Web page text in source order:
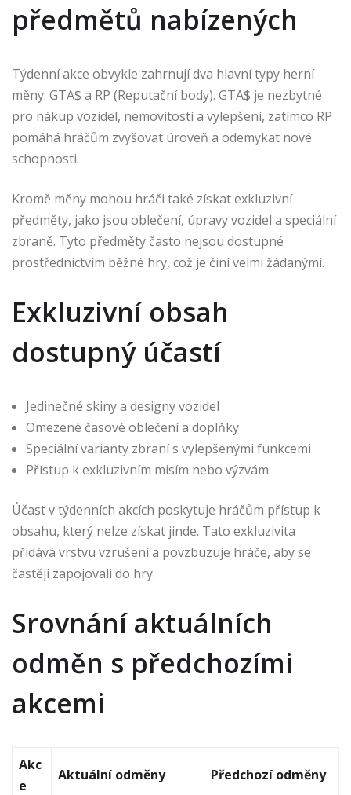
předmětů nabízených
Týdenní akce obvykle zahrnují dva hlavní typy herní
měny: GTA$ a RP (Reputační body). GTA$ je nezbytné
pro nákup vozidel, nemovitostí a vylepšení, zatímco RP
pomáhá hráčům zvyšovat úroveň a odemykat nové
schopnosti.
Kromě měny mohou hráči také získat exkluzivní
předměty, jako jsou oblečení, úpravy vozidel a speciální
zbraně. Tyto předměty často nejsou dostupné
prostřednictvím běžné hry, což je činí velmi žádanými.
Exkluzivní obsah
dostupný účastí
Jedinečné skiny a designy vozidel
Omezené časové oblečení a doplňky
Speciální varianty zbraní s vylepšenými funkcemi
Přístup k exkluzivním misím nebo výzvám
Účast v týdenních akcích poskytuje hráčům přístup k
obsahu, který nelze získat jinde. Tato exkluzivita
přidává vrstvu vzrušení a povzbuzuje hráče, aby se
častěji zapojovali do hry.
Srovnání aktuálních
odměn s předchozími
akcemi
Akc
e
Aktuální odměny Předchozí odměny